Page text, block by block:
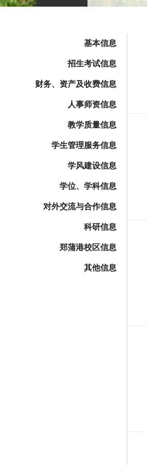
基本信息
招生考试信息
财务、资产及收费信息
人事师资信息
教学质量信息
学生管理服务信息
学风建设信息
学位、学科信息
对外交流与合作信息
科研信息
郑蒲港校区信息
其他信息